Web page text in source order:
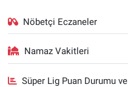
Nöbetçi Eczaneler
Namaz Vakitleri
Süper Lig Puan Durumu ve